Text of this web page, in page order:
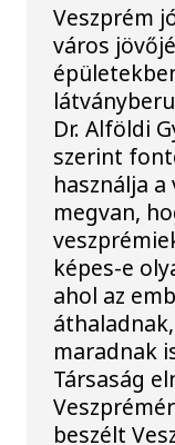
Veszprém
város
Dr. Alföldi
szerint
használja
megvan,
képes-e
ahol az
maradnak
Társaság
beszélt